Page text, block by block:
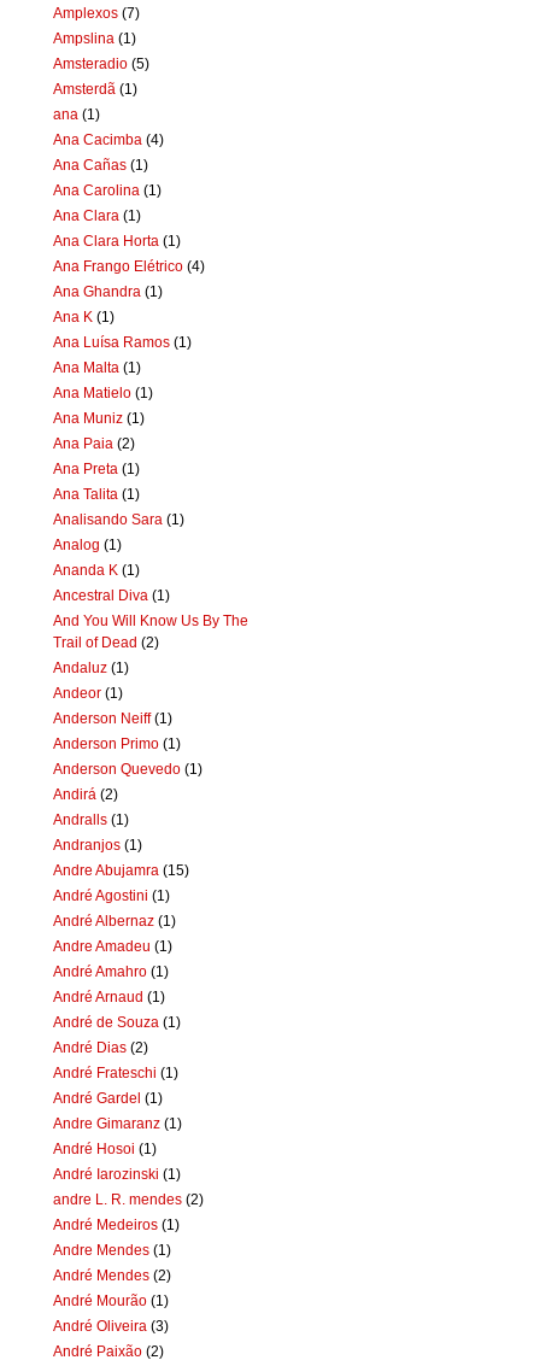
Amplexos (7)
Ampslina (1)
Amsteradio (5)
Amsterdã (1)
ana (1)
Ana Cacimba (4)
Ana Cañas (1)
Ana Carolina (1)
Ana Clara (1)
Ana Clara Horta (1)
Ana Frango Elétrico (4)
Ana Ghandra (1)
Ana K (1)
Ana Luísa Ramos (1)
Ana Malta (1)
Ana Matielo (1)
Ana Muniz (1)
Ana Paia (2)
Ana Preta (1)
Ana Talita (1)
Analisando Sara (1)
Analog (1)
Ananda K (1)
Ancestral Diva (1)
And You Will Know Us By The
Trail of Dead (2)
Andaluz (1)
Andeor (1)
Anderson Neiff (1)
Anderson Primo (1)
Anderson Quevedo (1)
Andirá (2)
Andralls (1)
Andranjos (1)
Andre Abujamra (15)
André Agostini (1)
André Albernaz (1)
Andre Amadeu (1)
André Amahro (1)
André Arnaud (1)
André de Souza (1)
André Dias (2)
André Frateschi (1)
André Gardel (1)
Andre Gimaranz (1)
André Hosoi (1)
André Iarozinski (1)
andre L. R. mendes (2)
André Medeiros (1)
Andre Mendes (1)
André Mendes (2)
André Mourão (1)
André Oliveira (3)
André Paixão (2)